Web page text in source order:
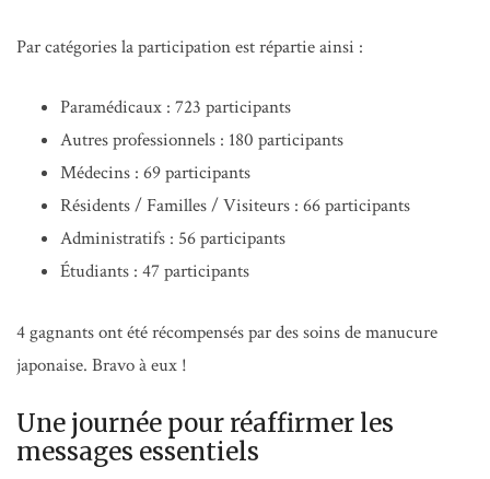
Par catégories la participation est répartie ainsi :
Paramédicaux : 723 participants
Autres professionnels : 180 participants
Médecins : 69 participants
Résidents / Familles / Visiteurs : 66 participants
Administratifs : 56 participants
Étudiants : 47 participants
4 gagnants ont été récompensés par des soins de manucure
japonaise. Bravo à eux !
Une journée pour réaffirmer les
messages essentiels